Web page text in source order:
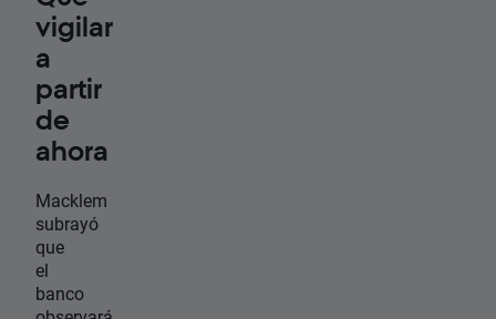
vigilar
a
partir
de
ahora
Macklem
subrayó
que
el
banco